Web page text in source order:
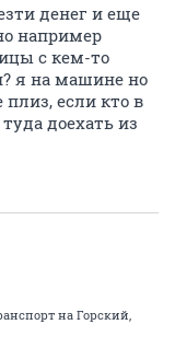
денег и еще
например
с кем-то
я на машине но
если кто в
доехать из
на Горский,